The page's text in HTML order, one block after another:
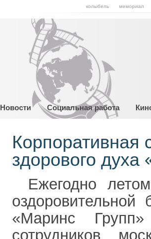
колыбель мемориал
Новости Социальная работа
Корпоративная
здорового
Ежегодно
«Маринс
сотрудников